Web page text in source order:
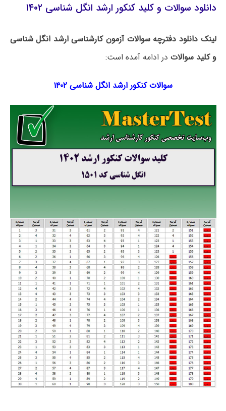
دانلود سوالات و کلید کنکور ارشد انگل شناسی ۱۴۰۲
لینک دانلود دفترچه سوالات آزمون کارشناسی ارشد انگل شناسی
و کلید سوالات در ادامه آمده است:
سوالات کنکور ارشد انگل شناسی ۱۴۰۲